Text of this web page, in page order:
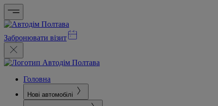
Забронювати візит
Головна
Нові автомобілі